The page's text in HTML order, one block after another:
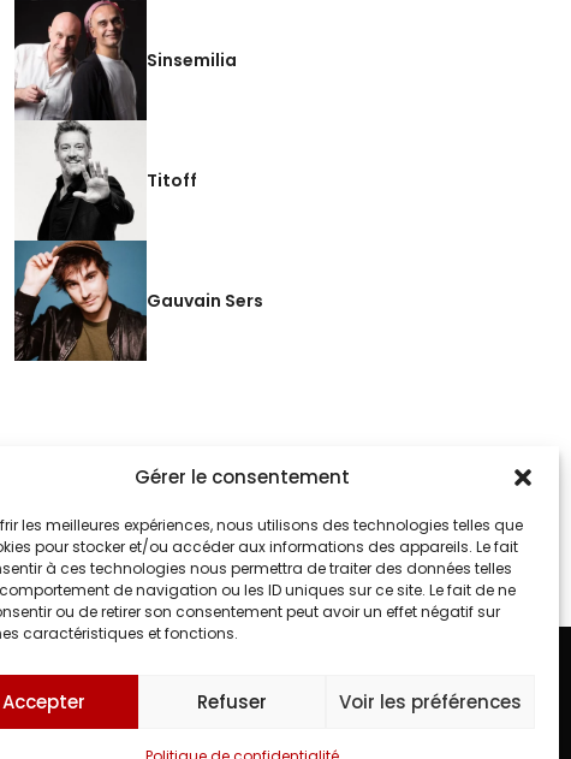
Gérer le consentement
les meilleures expériences, nous utilisons des technologies telles que
pour stocker et/ou accéder aux informations des appareils. Le fait
à ces technologies nous permettra de traiter des données telles
de navigation ou les ID uniques sur ce site. Le fait de ne
ou de retirer son consentement peut avoir un effet négatif sur
caractéristiques et fonctions.
Accepter Refuser Voir les préférences
Sinsemilia
Titoff
Gauvain Sers